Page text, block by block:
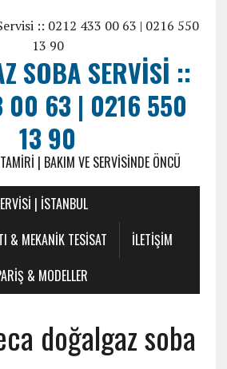
SOBA SERVISI ::
00 63 | 0216 550
13 90
| BAKIM VE SERVISINDE ÖNCÜ
| İSTANBUL
& MEKANIK TESISAT
ILETIŞIM
& MODELLER
doğalgaz soba